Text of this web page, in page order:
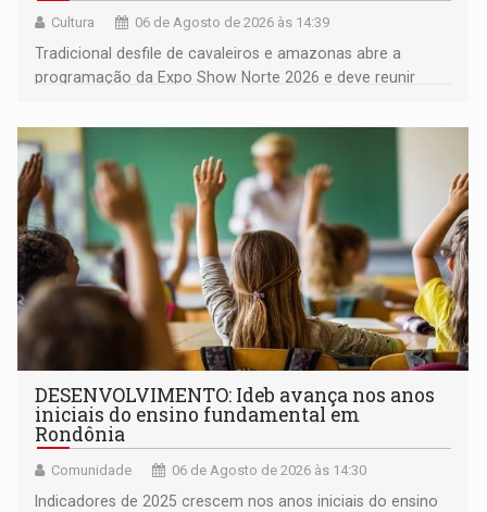
Cultura 06 de Agosto de 2026 às 14:39
Tradicional desfile de cavaleiros e amazonas abre a
programação da Expo Show Norte 2026 e deve reunir
DESENVOLVIMENTO: Ideb avança nos anos
iniciais do ensino fundamental em
Rondônia
Comunidade 06 de Agosto de 2026 às 14:30
Indicadores de 2025 crescem nos anos iniciais do ensino